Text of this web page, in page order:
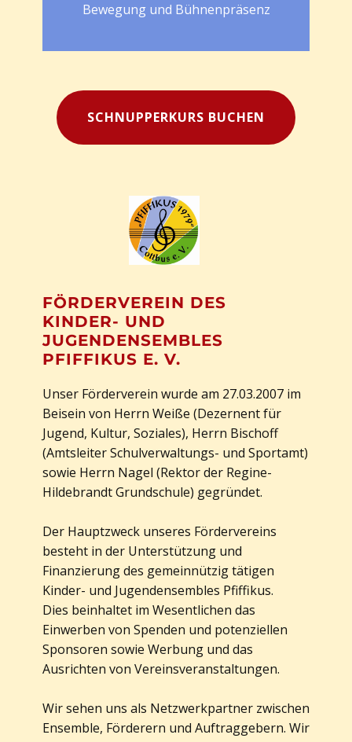
Bewegung und Bühnenpräsenz
SCHNUPPERKURS BUCHEN
FÖRDERVEREIN DES
KINDER- UND
JUGENDENSEMBLES
PFIFFIKUS E. V.
Unser Förderverein wurde am 27.03.2007 im
Beisein von Herrn Weiße (Dezernent für
Jugend, Kultur, Soziales), Herrn Bischoff
(Amtsleiter Schulverwaltungs- und Sportamt)
sowie Herrn Nagel (Rektor der Regine-
Hildebrandt Grundschule) gegründet.
Der Hauptzweck unseres Fördervereins
besteht in der Unterstützung und
Finanzierung des gemeinnützig tätigen
Kinder- und Jugendensembles Pfiffikus.
Dies beinhaltet im Wesentlichen das
Einwerben von Spenden und potenziellen
Sponsoren sowie Werbung und das
Ausrichten von Vereinsveranstaltungen.
Wir sehen uns als Netzwerkpartner zwischen
Ensemble, Förderern und Auftraggebern. Wir